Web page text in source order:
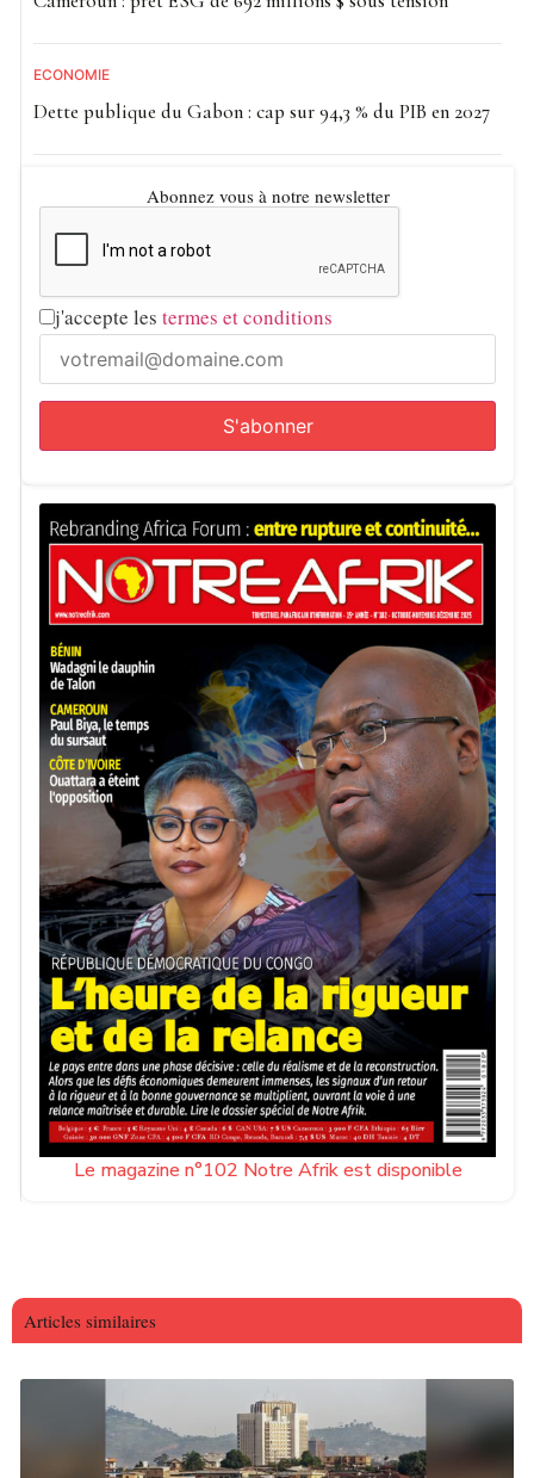
ECONOMIE
Dette publique du Gabon : cap sur 94,3 % du PIB en 2027
Abonnez vous à notre newsletter
j'accepte les termes et conditions
Le magazine n°102 Notre Afrik est disponible
Articles similaires